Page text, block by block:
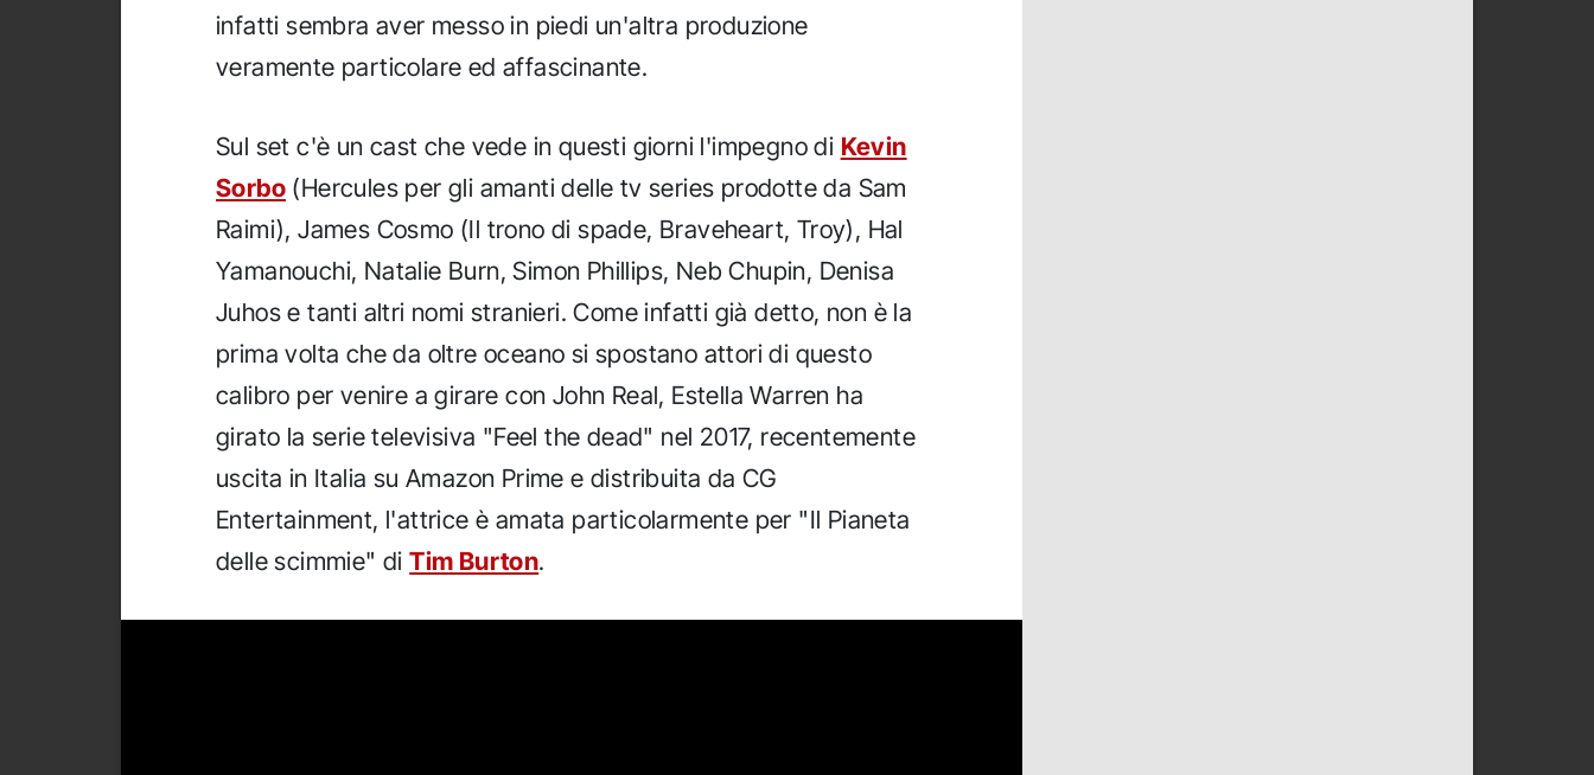
infatti sembra aver messo in piedi un'altra produzione
veramente particolare ed affascinante.
Sul set c'è un cast che vede in questi giorni l'impegno di Kevin
Sorbo (Hercules per gli amanti delle tv series prodotte da Sam
Raimi), James Cosmo (Il trono di spade, Braveheart, Troy), Hal
Yamanouchi, Natalie Burn, Simon Phillips, Neb Chupin, Denisa
Juhos e tanti altri nomi stranieri. Come infatti già detto, non è la
prima volta che da oltre oceano si spostano attori di questo
calibro per venire a girare con John Real, Estella Warren ha
girato la serie televisiva "Feel the dead" nel 2017, recentemente
uscita in Italia su Amazon Prime e distribuita da CG
Entertainment, l'attrice è amata particolarmente per "Il Pianeta
delle scimmie" diTim Burton.